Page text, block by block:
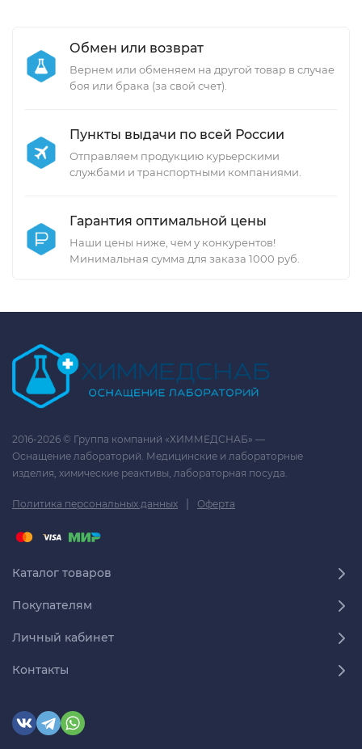
Обмен или возврат
Вернем или обменяем на другой товар в случае
боя или брака (за свой счет).
Пункты выдачи по всей России
Отправляем продукцию курьерскими
службами и транспортными компаниями.
Гарантия оптимальной цены
Наши цены ниже, чем у конкурентов!
Минимальная сумма для заказа 1000 руб.
2016-2026 © Группа компаний «ХИММЕДСНАБ» —
Оснащение лабораторий. Медицинские и лабораторные
изделия, химические реактивы, лабораторная посуда.
Политика персональных данных | Оферта
Каталог товаров
Покупателям
Личный кабинет
Контакты